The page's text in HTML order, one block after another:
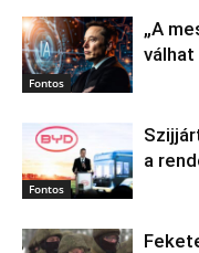
Fontos
„A
válhat
Fontos
a